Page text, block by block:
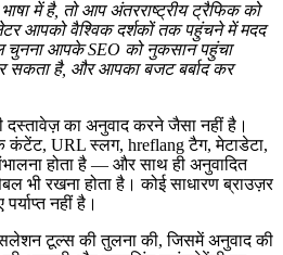
में है, तो आप अंतरराष्ट्रीय ट्रैफिक को
आपको वैश्विक दर्शकों तक पहुंचने में मदद
आपके SEO को नुकसान पहुंचा
सकता है, और आपका बजट बर्बाद कर
दस्तावेज़ का अनुवाद करने जैसा नहीं है।
कंटेंट, URL स्लग, hreflang टैग, मेटाडेटा,
होता है — और साथ ही अनुवादित
भी रखना होता है। कोई साधारण ब्राउज़र
नहीं है।
टूल्स की तुलना की, जिसमें अनुवाद की